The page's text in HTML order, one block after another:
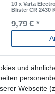
10 x Varta
Blister CR 2430
9,79 € *
und
Webseite